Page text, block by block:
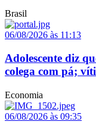
Brasil
06/08/2026 às 11:13
Adolescente diz
colega com pá;
Economia
06/08/2026 às 09:35